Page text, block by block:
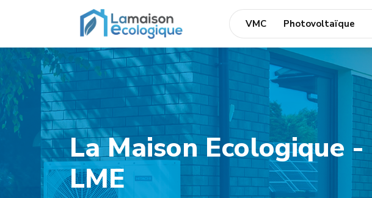
VMC Photovoltaïque
La Maison Ecologique -
LME